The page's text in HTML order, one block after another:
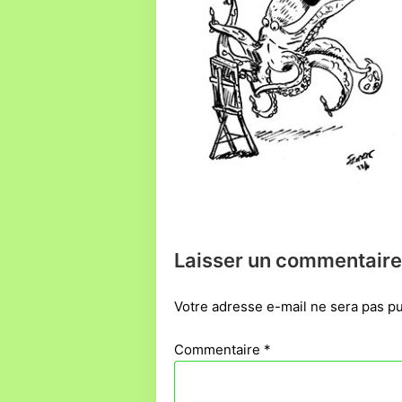
Laisser un commentaire
Votre adresse e-mail ne sera pas
Commentaire *